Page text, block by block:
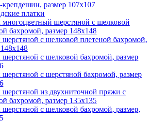
размер 107х107
платки
многоцветный шерстяной с шелковой
бахромой, размер 148х148
шерстяной с шелковой плетеной бахромой,
шерстяной с шелковой бахромой, размер
шерстяной с шерстяной бахромой, размер
шерстяной из двухниточной пряжи с
бахромой, размер 135х135
шерстяной с шелковой бахромой, размер,